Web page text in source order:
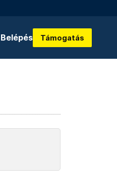
Belépés Támogatás